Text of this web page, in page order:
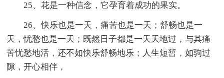
25、花是一种信念，它孕育着成功的果实。
26、快乐也是一天，痛苦也是一天；舒畅也是一
天，忧愁也是一天；既然日子都是一天天地过，与其痛
苦忧愁地活，还不如快乐舒畅地乐；人生短暂，如驹过
隙，开心相伴，